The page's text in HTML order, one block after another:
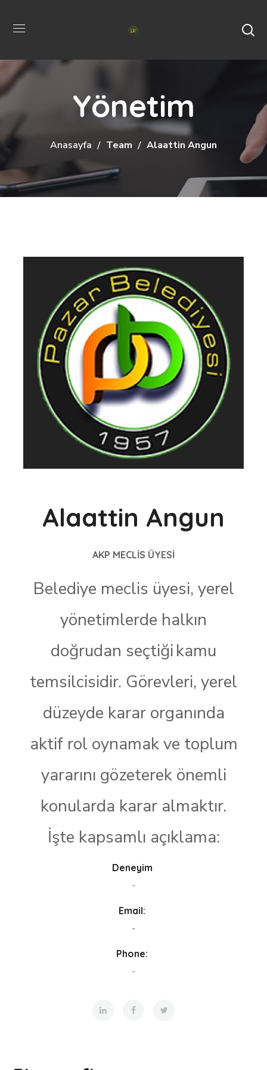
Yönetim
Anasayfa Team Alaattin Angun
Alaattin Angun
AKP MECLIS ÜYESI
Belediye meclis üyesi, yerel
yönetimlerde halkın
doğrudan seçtiği kamu
temsilcisidir. Görevleri, yerel
düzeyde karar organında
aktif rol oynamak ve toplum
yararını gözeterek önemli
konularda karar almaktır.
İşte kapsamlı açıklama:
Deneyim
-
Email:
-
Phone:
-